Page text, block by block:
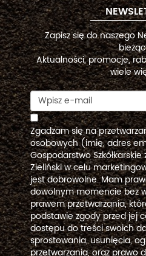
Zapisz się do naszego
Aktualności, promocje,
wiele
Zgadzam się na
osobowych (imię, adres
Gospodarstwo
Zieliński w celu
jest dobrowolne. Mam
dowolnym momencie bez
prawem przetwarzania,
podstawie zgody przed jej
dostępu do treści swoich
sprostowania, usunięcia,
przetwarzania, oraz prawo